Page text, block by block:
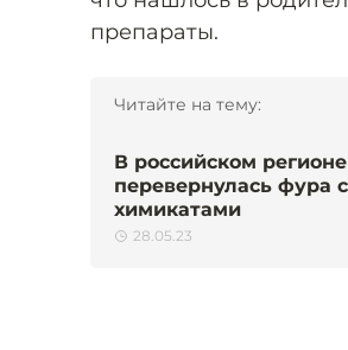
препараты.
Читайте на тему:
В российском регионе
перевернулась фура с
химикатами
28.05.23